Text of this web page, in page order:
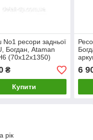
No1 ресори задньої
Богдан, Ataman
(70х12х1350)
(пр-во RIDER)
₴
Купити
6
рік